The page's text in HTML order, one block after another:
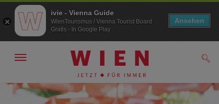
Zur
Navigation
Zum
Inhalt
Navigation
ivie - Vienna Guide
WienTourismus / Vienna Tourist Board
Gratis - In Google Play
Ansehen